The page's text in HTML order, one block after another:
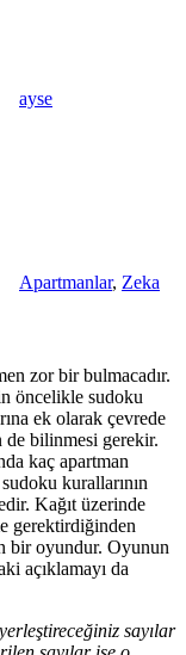
ayse
Apartmanlar, Zeka
zor bir bulmacadır.
öncelikle sudoku
ek olarak çevrede
de bilinmesi gerekir.
kaç apartman
kurallarının
Kağıt üzerinde
gerektirdiğinden
bir oyundur. Oyunun
açıklamayı da
sayılar